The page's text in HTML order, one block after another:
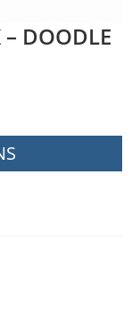
– DOODLE